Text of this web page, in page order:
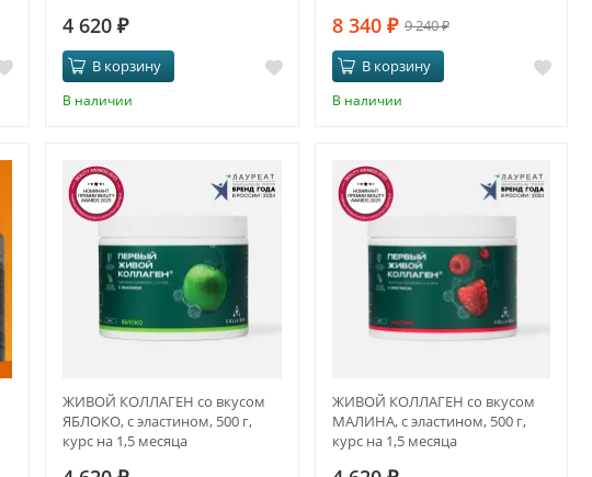
4 620₽
В корзину
В наличии
8 340 ₽ 9 240₽
В корзину
В наличии
ЖИВОЙ КОЛЛАГЕН со вкусом
ЯБЛОКО, с эластином, 500 г,
курс на 1,5 месяца
ЖИВОЙ КОЛЛАГЕН со вкусом
МАЛИНА, с эластином, 500 г,
курс на 1,5 месяца